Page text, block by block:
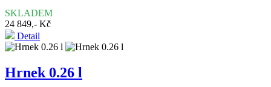
SKLADEM
24 849,- Kč
Detail
Hrnek 0.26 l